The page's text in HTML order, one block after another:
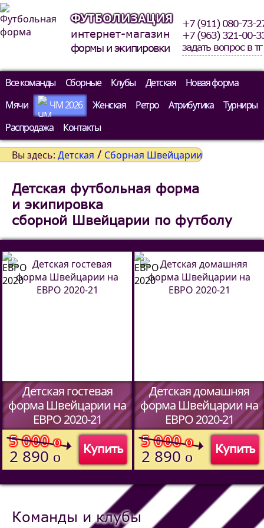
ФУТБОЛИЗАЦИЯ
интернет-магазин
формы и экипировки
+7 (911) 080-73-
+7 (963) 321-00-
задать вопрос в тг
Все команды Сборные Клубы Детская
Новая форма
Мячи
ЧМ 2026 Женская Ретро Атрибутика
Турниры
Распродажа
Контакты
Вы здесь: Детская / Сборная Швейцарии
Детская футбольная форма
и экипировка
сборной Швейцарии по футболу
Детская гостевая
форма Швейцарии на
ЕВРО 2020-21
(Код:)
Купить
5 000o
2 890 o
Детская домашняя
форма Швейцарии на
ЕВРО 2020-21
(Код:)
Купить
5 000o
2 890 o
Команды и клубы